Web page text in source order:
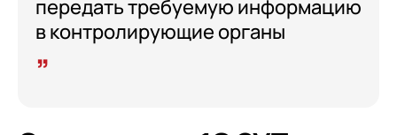
передать требуемую информацию
в контролирующие органы
1С:CRM
Лицензии 1С